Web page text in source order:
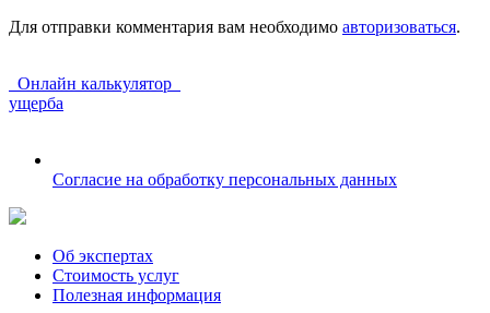
Для отправки комментария вам необходимо авторизоваться.
Онлайн калькулятор
ущерба
Согласие на обработку персональных данных
Об экспертах
Стоимость услуг
Полезная информация